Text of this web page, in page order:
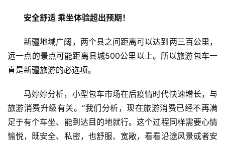
业
生
活
安全舒适 乘坐体验超出预期！
新疆地域广阔，两个县之间距离可以达到两三百公里，
远一点的景点可能距离县城500公里以上。所以旅游包车一
直是新疆旅游的必选项。
马婷婷分析，小型包车市场在后疫情时代快速增长，与
旅游消费升级有关。“我们分析，现在旅游消费已经不再满
足于有个车坐、能到达目的地就行。这个过程同样需要心情
愉悦，既安全、私密，也舒服、宽敞，看看沿途风景或者安